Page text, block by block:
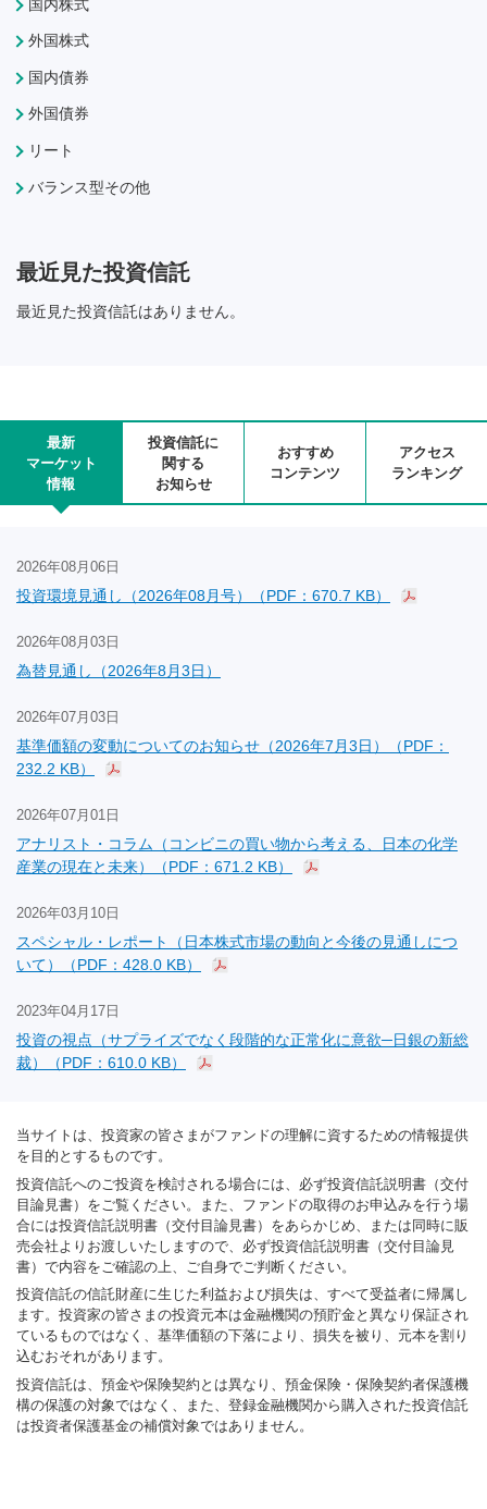
国内株式
外国株式
国内債券
外国債券
リート
バランス型その他
最近見た投資信託
最近見た投資信託はありません。
最新
マーケット
情報
投資信託に
関する
お知らせ
おすすめ
コンテンツ
アクセス
ランキング
2026年08月06日
投資環境見通し（2026年08月号）（PDF：670.7 KB）
2026年08月03日
為替見通し（2026年8月3日）
2026年07月03日
基準価額の変動についてのお知らせ（2026年7月3日）（PDF：
232.2 KB）
2026年07月01日
アナリスト・コラム（コンビニの買い物から考える、日本の化学
産業の現在と未来）（PDF：671.2 KB）
2026年03月10日
スペシャル・レポート（日本株式市場の動向と今後の見通しにつ
いて）（PDF：428.0 KB）
2023年04月17日
投資の視点（サプライズでなく段階的な正常化に意欲─日銀の新総
裁）（PDF：610.0 KB）
当サイトは、投資家の皆さまがファンドの理解に資するための情報提供
を目的とするものです。
投資信託へのご投資を検討される場合には、必ず投資信託説明書（交付
目論見書）をご覧ください。また、ファンドの取得のお申込みを行う場
合には投資信託説明書（交付目論見書）をあらかじめ、または同時に販
売会社よりお渡しいたしますので、必ず投資信託説明書（交付目論見
書）で内容をご確認の上、ご自身でご判断ください。
投資信託の信託財産に生じた利益および損失は、すべて受益者に帰属し
ます。投資家の皆さまの投資元本は金融機関の預貯金と異なり保証され
ているものではなく、基準価額の下落により、損失を被り、元本を割り
込むおそれがあります。
投資信託は、預金や保険契約とは異なり、預金保険・保険契約者保護機
構の保護の対象ではなく、また、登録金融機関から購入された投資信託
は投資者保護基金の補償対象ではありません。